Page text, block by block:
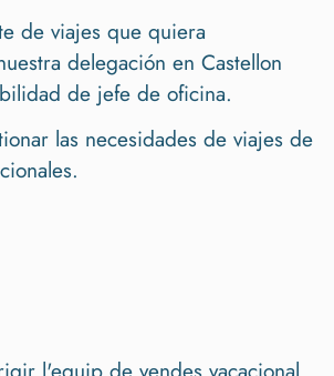
de viajes que quiera
delegación en Castellon
de jefe de oficina.
las necesidades de viajes de